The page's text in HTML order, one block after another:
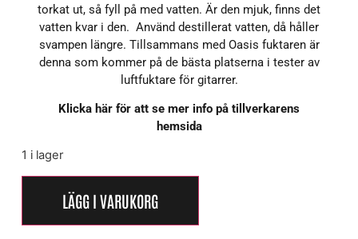
torkat ut, så fyll på med vatten. Är den mjuk, finns det
vatten kvar i den. Använd destillerat vatten, då håller
svampen längre. Tillsammans med Oasis fuktaren är
denna som kommer på de bästa platserna i tester av
luftfuktare för gitarrer.
Klicka här för att se mer info på tillverkarens
hemsida
1 i lager
LÄGG I VARUKORG